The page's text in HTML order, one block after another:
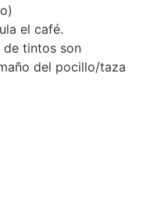
el café.
de tintos son
del pocillo/taza